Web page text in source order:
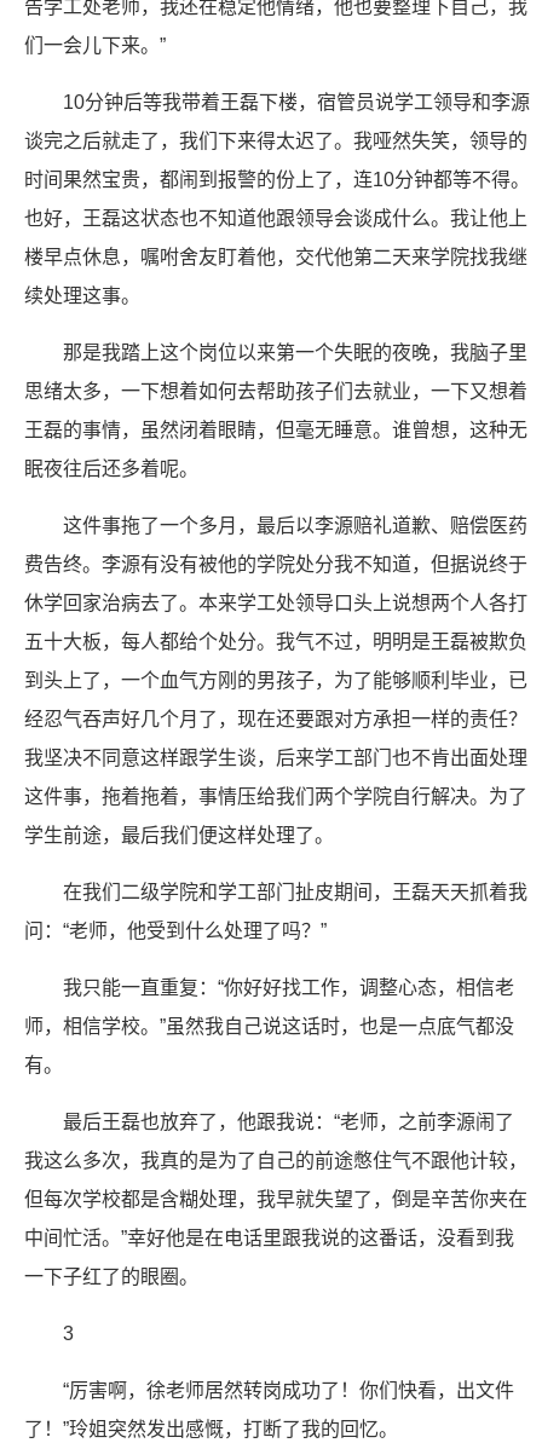
告学工处老师，我还在稳定他情绪，他也要整理下自己，我
们一会儿下来。”
10分钟后等我带着王磊下楼，宿管员说学工领导和李源
谈完之后就走了，我们下来得太迟了。我哑然失笑，领导的
时间果然宝贵，都闹到报警的份上了，连10分钟都等不得。
也好，王磊这状态也不知道他跟领导会谈成什么。我让他上
楼早点休息，嘱咐舍友盯着他，交代他第二天来学院找我继
续处理这事。
那是我踏上这个岗位以来第一个失眠的夜晚，我脑子里
思绪太多，一下想着如何去帮助孩子们去就业，一下又想着
王磊的事情，虽然闭着眼睛，但毫无睡意。谁曾想，这种无
眠夜往后还多着呢。
这件事拖了一个多月，最后以李源赔礼道歉、赔偿医药
费告终。李源有没有被他的学院处分我不知道，但据说终于
休学回家治病去了。本来学工处领导口头上说想两个人各打
五十大板，每人都给个处分。我气不过，明明是王磊被欺负
到头上了，一个血气方刚的男孩子，为了能够顺利毕业，已
经忍气吞声好几个月了，现在还要跟对方承担一样的责任？
我坚决不同意这样跟学生谈，后来学工部门也不肯出面处理
这件事，拖着拖着，事情压给我们两个学院自行解决。为了
学生前途，最后我们便这样处理了。
在我们二级学院和学工部门扯皮期间，王磊天天抓着我
问：“老师，他受到什么处理了吗？”
我只能一直重复：“你好好找工作，调整心态，相信老
师，相信学校。”虽然我自己说这话时，也是一点底气都没
有。
最后王磊也放弃了，他跟我说：“老师，之前李源闹了
我这么多次，我真的是为了自己的前途憋住气不跟他计较，
但每次学校都是含糊处理，我早就失望了，倒是辛苦你夹在
中间忙活。”幸好他是在电话里跟我说的这番话，没看到我
一下子红了的眼圈。
3
“厉害啊，徐老师居然转岗成功了！你们快看，出文件
了！”玲姐突然发出感慨，打断了我的回忆。